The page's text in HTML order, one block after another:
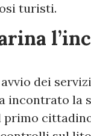
turisti.
dei
incontrato la
primo